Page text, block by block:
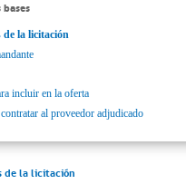
la licitación
incluir en la oferta
al proveedor adjudicado
de la licitación